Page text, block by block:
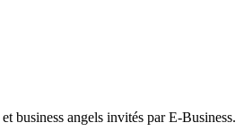
business angels invités par E-Business.